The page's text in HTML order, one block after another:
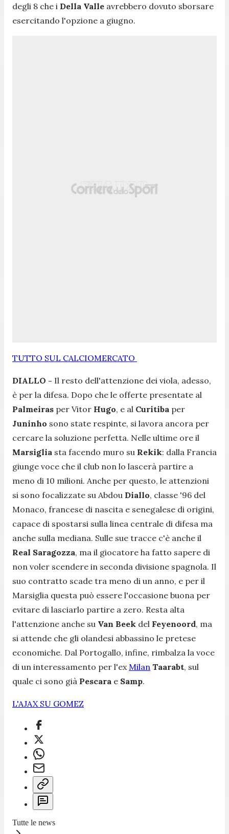
degli 8 che i Della Valle avrebbero dovuto sborsare
esercitando l'opzione a giugno.
TUTTO SUL CALCIOMERCATO
DIALLO - Il resto dell'attenzione dei viola, adesso,
è per la difesa. Dopo che le offerte presentate al
Palmeiras per Vitor Hugo, e al Curitiba per
Juninho sono state respinte, si lavora ancora per
cercare la soluzione perfetta. Nelle ultime ore il
Marsiglia sta facendo muro su Rekik: dalla Francia
giunge voce che il club non lo lascerà partire a
meno di 10 milioni. Anche per questo, le attenzioni
si sono focalizzate su Abdou Diallo, classe '96 del
Monaco, francese di nascita e senegalese di origini,
capace di spostarsi sulla linea centrale di difesa ma
anche sulla mediana. Sulle sue tracce c'è anche il
Real Saragozza, ma il giocatore ha fatto sapere di
non voler scendere in seconda divisione spagnola. Il
suo contratto scade tra meno di un anno, e per il
Marsiglia questa può essere l'occasione buona per
evitare di lasciarlo partire a zero. Resta alta
l'attenzione anche su Van Beek del Feyenoord, ma
si attende che gli olandesi abbassino le pretese
economiche. Dal Portogallo, infine, rimbalza la voce
di un interessamento per l'ex Milan Taarabt, sul
quale ci sono già Pescara e Samp.
L'AJAX SU GOMEZ
Tutte le news